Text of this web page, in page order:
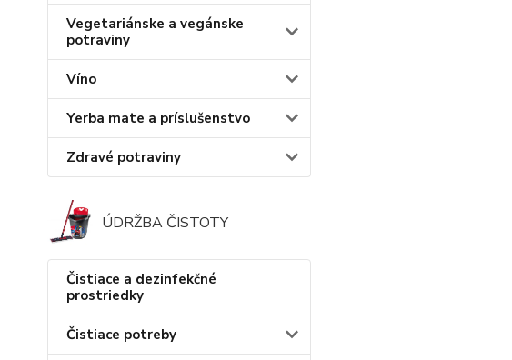
Vegetariánske a vegánske
potraviny
Víno
Yerba mate a príslušenstvo
Zdravé potraviny
ÚDRŽBA ČISTOTY
Čistiace a dezinfekčné
prostriedky
Čistiace potreby